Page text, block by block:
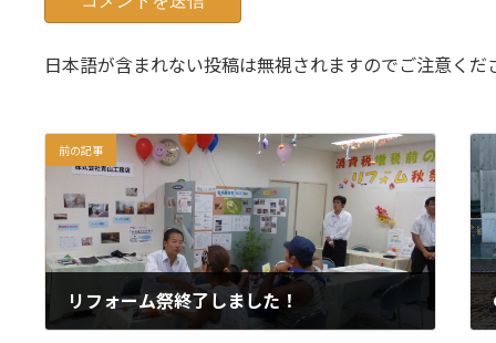
日本語が含まれない投稿は無視されますのでご注意くだ
前の記事
リフォーム祭終了しました！